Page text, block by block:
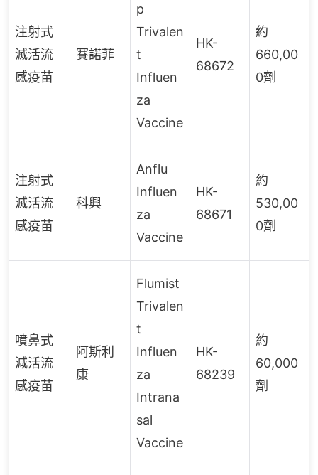
注射式
滅活流
感疫苗
賽諾菲
p
Trivalen
t
Influen
za
Vaccine
HK-
68672
約
660,00
0劑
注射式
滅活流
感疫苗
科興
Anflu
Influen
za
Vaccine
HK-
68671
約
530,00
0劑
噴鼻式
減活流
感疫苗
阿斯利
康
Flumist
Trivalen
t
Influen
za
Intrana
sal
Vaccine
HK-
68239
約
60,000
劑